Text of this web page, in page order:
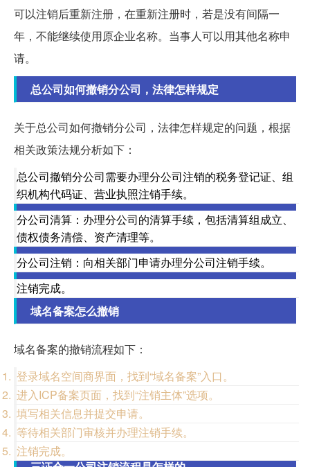
可以注销后重新注册，在重新注册时，若是没有间隔一
年，不能继续使用原企业名称。当事人可以用其他名称申
请。
总公司如何撤销分公司，法律怎样规定
关于总公司如何撤销分公司，法律怎样规定的问题，根据
相关政策法规分析如下：
总公司撤销分公司需要办理分公司注销的税务登记证、组
织机构代码证、营业执照注销手续。
分公司清算：办理分公司的清算手续，包括清算组成立、
债权债务清偿、资产清理等。
分公司注销：向相关部门申请办理分公司注销手续。
注销完成。
域名备案怎么撤销
域名备案的撤销流程如下：
登录域名空间商界面，找到“域名备案”入口。
进入ICP备案页面，找到“注销主体”选项。
填写相关信息并提交申请。
等待相关部门审核并办理注销手续。
注销完成。